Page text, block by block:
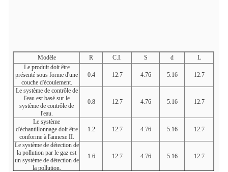
Modèle R C.I. S d
L
Le produit doit être
présenté sous forme d'une
couche d'écoulement.
0.4 12.7 4.76 5.16 12.7
Le système de contrôle de
l'eau est basé sur le
système de contrôle de
l'eau.
0.8 12.7 4.76 5.16 12.7
Le système
d'échantillonnage doit être
conforme à l'annexe II.
1.2 12.7 4.76 5.16 12.7
Le système de détection de
la pollution par le gaz est
un système de détection de
la pollution.
1.6 12.7 4.76 5.16 12.7